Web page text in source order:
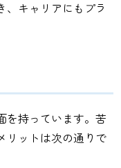
、キャリアにもプラ
を持っています。苦
リットは次の通りで